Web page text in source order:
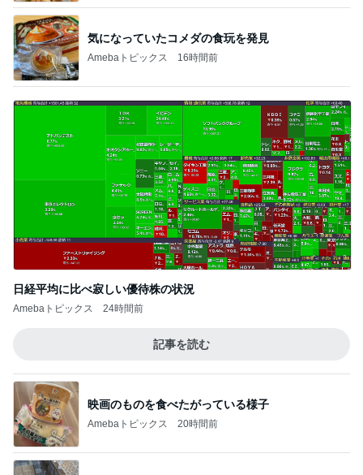
気になっていたコメダの食玩を発見
Amebaトピックス 16時間前
日経平均に比べ寂しい優待株の状況
Amebaトピックス 24時間前
記事を読む
映画のものを食べたがっている様子
Amebaトピックス 20時間前